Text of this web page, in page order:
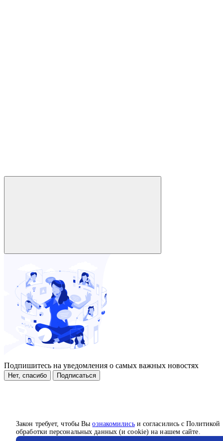
Закон требует, чтобы Выознакомилисьи согласились с Политикой
обработки персональных данных (и cookie) на нашем сайте.
Подпишитесь на уведомления о самых важных новостях
Нет, спасибо Подписаться